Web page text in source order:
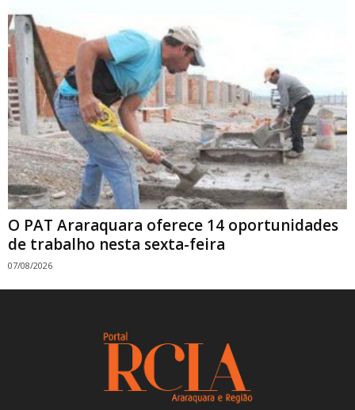
O PAT Araraquara oferece 14 oportunidades
de trabalho nesta sexta-feira
07/08/2026